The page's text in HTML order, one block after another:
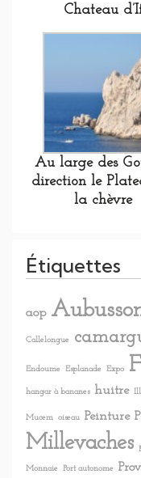
Chateau
Au large des
direction le
la chèvre
Étiquettes
aop
Callelongue
Endoume Esplanade Expo
hangar à bananes huitre
Mucem oiseau Peinture
Millevaches
Monnaie Port autonome